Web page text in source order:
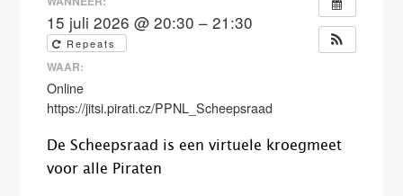
15 juli 2026 @ 20:30 – 21:30
Repeats
WAAR:
Online
https://jitsi.pirati.cz/PPNL_Scheepsraad
De Scheepsraad is een virtuele kroegmeet
voor alle Piraten